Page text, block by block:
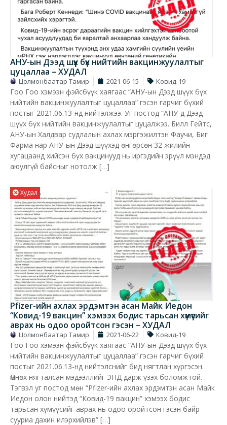
АНУ-ын Дээд шүүх бүх нийтийн вакцинжуулалтыг
цуцаллаа – ХУДАЛ
Цолмонбаатар Тамир 2021-06-15 Ковид-19
Гоо Гоо хэмээн фэйсбүүк хаягаас “АНУ-ын Дээд шүүх бүх
нийтийн вакцинжуулалтыг цуцаллаа” гэсэн гарчиг бүхий
постыг 2021.06.13-нд нийтэлжээ. Уг постод “АНУ-д Дээд
шүүх бүх нийтийн вакцинжуулалтыг цуцалжээ. Билл Гейтс,
АНУ-ын Халдвар судлалын ахлах мэргэжилтэн Фаучи, Биг
Фарма нар АНУ-ын Дээд шүүхэд өнгөрсөн 32 жилийн
хугацаанд хийсэн бүх вакцинууд нь иргэдийн эрүүл мэндэд
аюулгүй байсныг нотолж […]
Худал
Pfizer-ийн ахлах эрдэмтэн асан Майк Иедон
“Ковид-19 вакцин” хэмээх бодис тарьсан хүмүүсийг
аврах нь одоо оройтсон гэсэн – ХУДАЛ
Цолмонбаатар Тамир 2021-06-22 Ковид-19
Гоо Гоо хэмээн фэйсбүүк хаягаас “АНУ-ын Дээд шүүх бүх
нийтийн вакцинжуулалтыг цуцаллаа” гэсэн гарчиг бүхий
постыг 2021.06.13-нд нийтэлснийг бид нягтлан хүргэсэн.
Өмнөх нягталсан мэдээллийг ЭНД дарж үзэх боломжтой.
Тэгвэл уг постод мөн “Pfizer-ийн ахлах эрдэмтэн асан Майк
Иедон олон нийтэд “Ковид-19 вакцин” хэмээх бодис
тарьсан хүмүүсийг аврах нь одоо оройтсон гэсэн байр
сууриа дахин илэрхийлэв” […]